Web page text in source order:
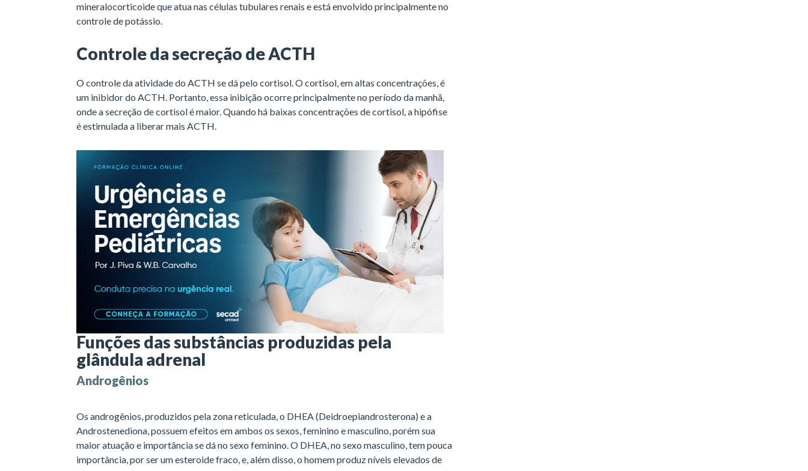
mineralocorticoide que atua nas células tubulares renais e está envolvido principalmente no
controle de potássio.
Controle da secreção de ACTH
O controle da atividade do ACTH se dá pelo cortisol. O cortisol, em altas concentrações, é
um inibidor do ACTH. Portanto, essa inibição ocorre principalmente no período da manhã,
onde a secreção de cortisol é maior. Quando há baixas concentrações de cortisol, a hipófise
é estimulada a liberar mais ACTH.
Funções das substâncias produzidas pela
glândula adrenal
Androgênios
Os androgênios, produzidos pela zona reticulada, o DHEA (Deidroepiandrosterona) e a
Androstenediona, possuem efeitos em ambos os sexos, feminino e masculino, porém sua
maior atuação e importância se dá no sexo feminino. O DHEA, no sexo masculino, tem pouca
importância, por ser um esteroide fraco, e, além disso, o homem produz níveis elevados de